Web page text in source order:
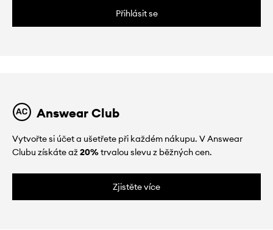
Přihlásit se
Answear Club
Vytvořte si účet a ušetřete při každém nákupu. V Answear
Clubu získáte až20%trvalou slevu z běžných cen.
Zjistěte více